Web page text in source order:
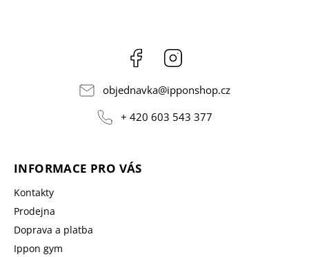
Facebook
objednavka@ipponshop.cz
+ 420 603 543 377
INFORMACE PRO VÁS
Kontakty
Prodejna
Doprava a platba
Ippon gym